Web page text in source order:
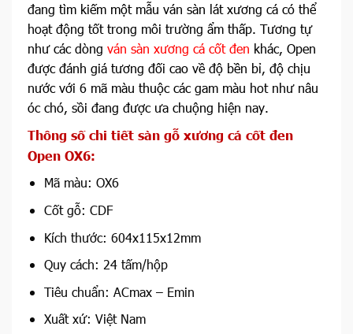
đang tìm kiếm một mẫu ván sàn lát xương cá có thể
hoạt động tốt trong môi trường ẩm thấp. Tương tự
như các dòng ván sàn xương cá cốt đen khác, Open
được đánh giá tương đối cao về độ bền bỉ, độ chịu
nước với 6 mã màu thuộc các gam màu hot như nâu
óc chó, sồi đang được ưa chuộng hiện nay.
Thông số chi tiết sàn gỗ xương cá cốt đen
Open OX6:
Mã màu: OX6
Cốt gỗ: CDF
Kích thước: 604x115x12mm
Quy cách: 24 tấm/hộp
Tiêu chuẩn: ACmax – Emin
Xuất xứ: Việt Nam